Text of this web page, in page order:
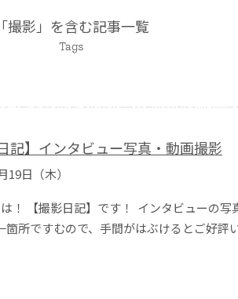
「撮影」を含む記事一覧
Tags
記】インタビュー写真・動画撮影
19日（木）
！ 【撮影日記】です！ インタビューの
所ですむので、手間がはぶけるとご好